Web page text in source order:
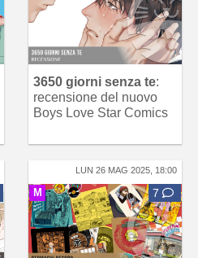
3650 giorni senza te:
recensione del nuovo
Boys Love Star Comics
LUN 26 MAG 2025, 18:00
M 7